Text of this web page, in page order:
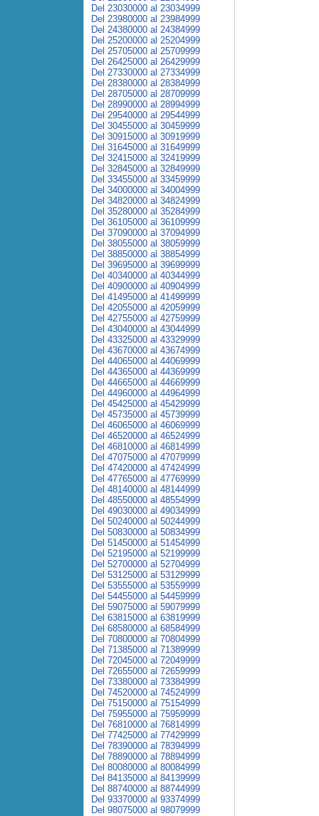
Del 23030000 al 23034999
Del 23980000 al 23984999
Del 24380000 al 24384999
Del 25200000 al 25204999
Del 25705000 al 25709999
Del 26425000 al 26429999
Del 27330000 al 27334999
Del 28380000 al 28384999
Del 28705000 al 28709999
Del 28990000 al 28994999
Del 29540000 al 29544999
Del 30455000 al 30459999
Del 30915000 al 30919999
Del 31645000 al 31649999
Del 32415000 al 32419999
Del 32845000 al 32849999
Del 33455000 al 33459999
Del 34000000 al 34004999
Del 34820000 al 34824999
Del 35280000 al 35284999
Del 36105000 al 36109999
Del 37090000 al 37094999
Del 38055000 al 38059999
Del 38850000 al 38854999
Del 39695000 al 39699999
Del 40340000 al 40344999
Del 40900000 al 40904999
Del 41495000 al 41499999
Del 42055000 al 42059999
Del 42755000 al 42759999
Del 43040000 al 43044999
Del 43325000 al 43329999
Del 43670000 al 43674999
Del 44065000 al 44069999
Del 44365000 al 44369999
Del 44665000 al 44669999
Del 44960000 al 44964999
Del 45425000 al 45429999
Del 45735000 al 45739999
Del 46065000 al 46069999
Del 46520000 al 46524999
Del 46810000 al 46814999
Del 47075000 al 47079999
Del 47420000 al 47424999
Del 47765000 al 47769999
Del 48140000 al 48144999
Del 48550000 al 48554999
Del 49030000 al 49034999
Del 50240000 al 50244999
Del 50830000 al 50834999
Del 51450000 al 51454999
Del 52195000 al 52199999
Del 52700000 al 52704999
Del 53125000 al 53129999
Del 53555000 al 53559999
Del 54455000 al 54459999
Del 59075000 al 59079999
Del 63815000 al 63819999
Del 68580000 al 68584999
Del 70800000 al 70804999
Del 71385000 al 71389999
Del 72045000 al 72049999
Del 72655000 al 72659999
Del 73380000 al 73384999
Del 74520000 al 74524999
Del 75150000 al 75154999
Del 75955000 al 75959999
Del 76810000 al 76814999
Del 77425000 al 77429999
Del 78390000 al 78394999
Del 78890000 al 78894999
Del 80080000 al 80084999
Del 84135000 al 84139999
Del 88740000 al 88744999
Del 93370000 al 93374999
Del 98075000 al 98079999